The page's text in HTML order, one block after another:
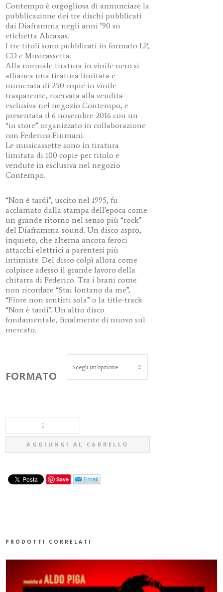
Contempo è orgogliosa di annunciare la
pubblicazione dei tre dischi pubblicati
dai Diaframma negli anni ’90 su
etichetta Abraxas.
I tre titoli sono pubblicati in formato LP,
CD e Musicassetta.
Alla normale tiratura in vinile nero si
affianca una tiratura limitata e
numerata di 250 copie in vinile
trasparente, riservata alla vendita
esclusiva nel negozio Contempo, e
presentata il 6 novembre 2016 con un
“in store” organizzato in collaborazione
con Federico Fiumani.
Le musicassette sono in tiratura
limitata di 100 copie per titolo e
vendute in esclusiva nel negozio
Contempo.
“Non è tardi”, uscito nel 1995, fu
acclamato dalla stampa dell’epoca come
un grande ritorno nel senso più “rock”
del Diaframma-sound. Un disco aspro,
inquieto, che alterna ancora feroci
attacchi elettrici a parentesi più
intimiste. Del disco colpì allora come
colpisce adesso il grande lavoro della
chitarra di Federico. Tra i brani come
non ricordare “Stai lontano da me”,
“Fiore non sentirti sola” o la title-track
“Non è tardi”. Un altro disco
fondamentale, finalmente di nuovo sul
mercato.
FORMATO
-
NON
AGGIUNGI AL CARRELLO
Save
PRODOTTI CORRELATI